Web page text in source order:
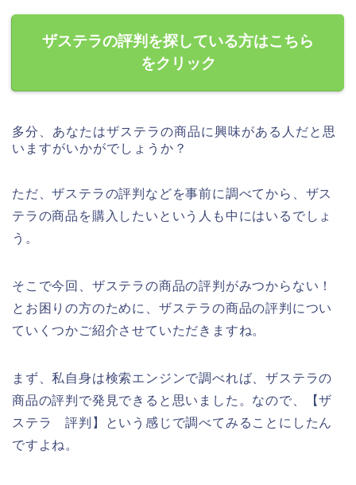
ザステラの評判を探している方はこちら
をクリック
多分、あなたはザステラの商品に興味がある人だと思
いますがいかがでしょうか？
ただ、ザステラの評判などを事前に調べてから、ザス
テラの商品を購入したいという人も中にはいるでしょ
う。
そこで今回、ザステラの商品の評判がみつからない！
とお困りの方のために、ザステラの商品の評判につい
ていくつかご紹介させていただきますね。
まず、私自身は検索エンジンで調べれば、ザステラの
商品の評判で発見できると思いました。なので、【ザ
ステラ 評判】という感じで調べてみることにしたん
ですよね。